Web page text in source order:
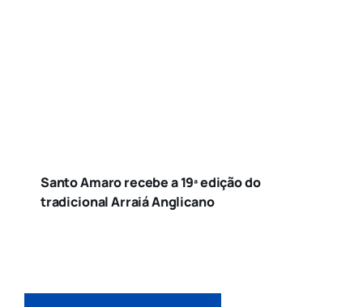
Santo Amaro recebe a 19ª edição do
tradicional Arraiá Anglicano